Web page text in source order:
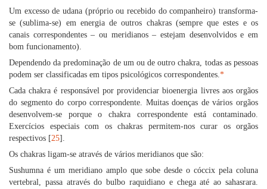
Um excesso de udana (próprio ou recebido do companheiro) transforma-
se (sublima-se) em energia de outros chakras (sempre que estes e os
canais correspondentes – ou meridianos – estejam desenvolvidos e em
bom funcionamento).
Dependendo da predominação de um ou de outro chakra, todas as pessoas
podem ser classificadas em tipos psicológicos correspondentes.*
Cada chakra é responsável por providenciar bioenergia livres aos orgãos
do segmento do corpo correspondente. Muitas doenças de vários orgãos
desenvolvem-se porque o chakra correspondente está contaminado.
Exercícios especiais com os chakras permitem-nos curar os orgãos
respectivos [25].
Os chakras ligam-se através de vários meridianos que são:
Sushumna é um meridiano amplo que sobe desde o cóccix pela coluna
vertebral, passa através do bulbo raquidiano e chega até ao sahasrara.